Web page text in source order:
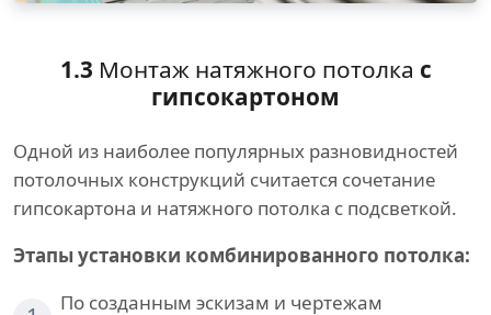
1.3 Монтаж натяжного потолка с
гипсокартоном
Одной из наиболее популярных разновидностей
потолочных конструкций считается сочетание
гипсокартона и натяжного потолка с подсветкой.
Этапы установки комбинированного потолка:
По созданным эскизам и чертежам